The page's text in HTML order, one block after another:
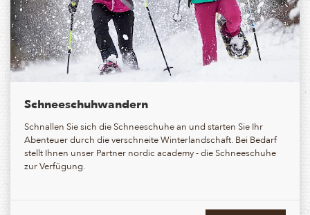
Schneeschuhwandern
Schnallen Sie sich die Schneeschuhe an und starten Sie Ihr
Abenteuer durch die verschneite Winterlandschaft. Bei Bedarf
stellt Ihnen unser Partner nordic academy - die Schneeschuhe
zur Verfügung.